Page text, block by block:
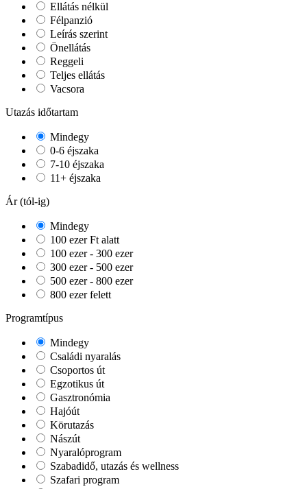
Ellátás nélkül
Félpanzió
Leírás szerint
Önellátás
Reggeli
Teljes ellátás
Vacsora
Utazás időtartam
Mindegy
0-6 éjszaka
7-10 éjszaka
11+ éjszaka
Ár (tól-ig)
Mindegy
100 ezer Ft alatt
100 ezer - 300 ezer
300 ezer - 500 ezer
500 ezer - 800 ezer
800 ezer felett
Programtípus
Mindegy
Családi nyaralás
Csoportos út
Egzotikus út
Gasztronómia
Hajóút
Körutazás
Nászút
Nyaralóprogram
Szabadidő, utazás és wellness
Szafari program